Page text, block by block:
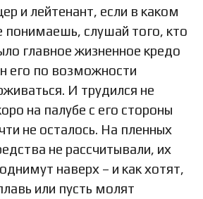
и лейтенант, если в каком
понимаешь, слушай того, кто
главное жизненное кредо
его по возможности
И трудился не
на палубе с его стороны
не осталось. На пленных
не рассчитывали, их
наверх – и как хотят,
или пусть молят